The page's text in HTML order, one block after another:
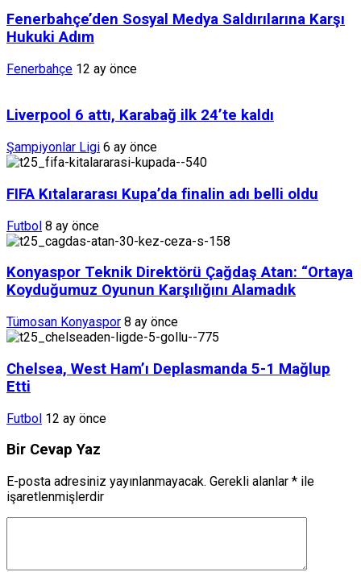
Fenerbahçe’den Sosyal Medya Saldırılarına Karşı
Hukuki Adım
Fenerbahçe 12 ay önce
Liverpool 6 attı, Karabağ ilk 24’te kaldı
Şampiyonlar Ligi 6 ay önce
FIFA Kıtalararası Kupa’da finalin adı belli oldu
Futbol 8 ay önce
Konyaspor Teknik Direktörü Çağdaş Atan: “Ortaya
Koyduğumuz Oyunun Karşılığını Alamadık
Tümosan Konyaspor 8 ay önce
Chelsea, West Ham’ı Deplasmanda 5-1 Mağlup
Etti
Futbol 12 ay önce
Bir Cevap Yaz
E-posta adresiniz yayınlanmayacak. Gerekli alanlar * ile
işaretlenmişlerdir